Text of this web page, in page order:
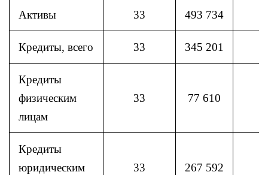
Активы 33 493 734
Кредиты, всего 33 345 201
Кредиты
физическим
лицам
33 77 610
Кредиты
юридическим
33 267 592